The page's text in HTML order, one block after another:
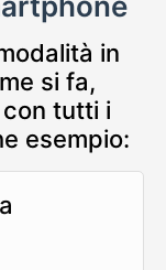
in
si fa,
tutti i
esempio: